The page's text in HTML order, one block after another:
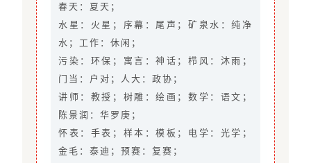
春天：夏天；
水星：火星；序幕：尾声；矿泉水：纯净
水；工作：休闲；
污染：环保；寓言：神话；栉风：沐雨；
门当：户对；人大：政协；
讲师：教授；树雕：绘画；数学：语文；
陈景润：华罗庚；
怀表：手表；样本：模板；电学：光学；
金毛：泰迪；预赛：复赛；